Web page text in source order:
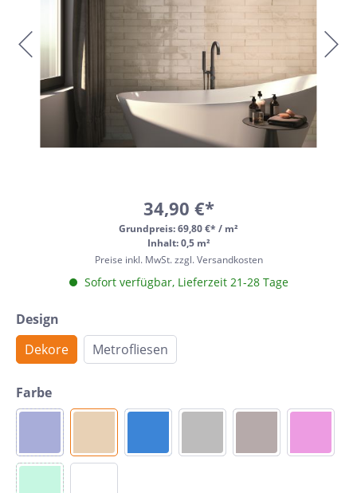
34,90 €*
Grundpreis:69,80 €* / m²
Inhalt: 0,5 m²
Preise inkl. MwSt. zzgl. Versandkosten
Sofort verfügbar, Lieferzeit 21-28 Tage
Design
Dekore
Metrofliesen
Farbe